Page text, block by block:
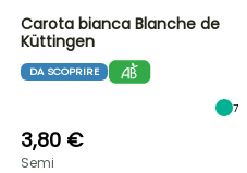
Carota bianca Blanche de
Küttingen
DA SCOPRIRE
7
3,80 €
Semi